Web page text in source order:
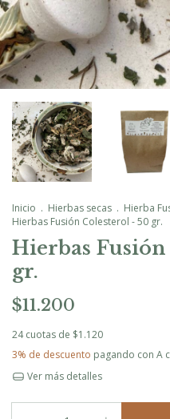
Inicio . Hierbas secas . Hierba
Hierbas Fusión Colesterol - 50 gr.
Hierbas
gr.
$11.200
24 cuotas de $1.120
3% de descuento pagando con A
Ver más detalles